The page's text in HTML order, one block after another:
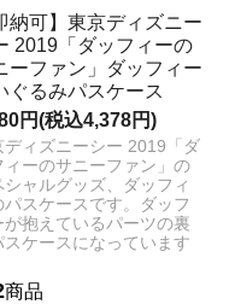
納可】東京ディズニー
2019「ダッフィーの
ーファン」ダッフィー
ぐるみパスケース
円(税込4,378円)
ディズニーシー 2019「ダ
ィーのサニーファン」の
シャルグッズ、ダッフィ
パスケースです。ダッフ
が抱えているパーツの裏
スケースになっています
商品